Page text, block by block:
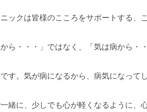
ックは皆様のこころをサポートする、
から・・・」ではなく、「気は病から・
す。気が病になるから、病気になって
緒に、少しでも心が軽くなるように、